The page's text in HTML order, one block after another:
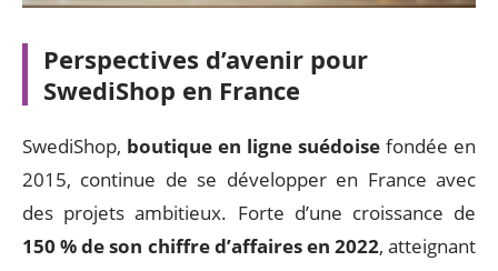
Perspectives d’avenir pour
SwediShop en France
SwediShop, boutique en ligne suédoise fondée en
2015, continue de se développer en France avec
des projets ambitieux. Forte d’une croissance de
150 % de son chiffre d’affaires en 2022, atteignant